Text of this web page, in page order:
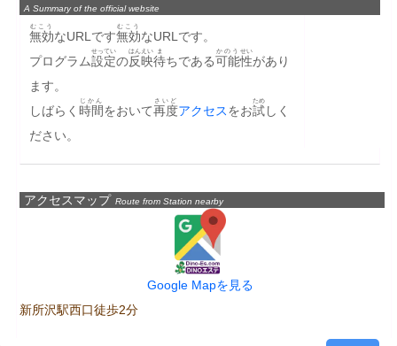
A Summary of the official website
無効
むこう
なURLです無効
むこう
なURLです。
プログラム設定
せってい
の反映
はんえい
待
ま
ちである可能
かのう
性
せい
があり
ます。
しばらく 時間
じかん
をおいて再度
さいど
アクセスをお試
ため
しく
ださい。
アクセスマップ Route from Station nearby
Google Mapを見る
新所沢駅西口徒歩2分